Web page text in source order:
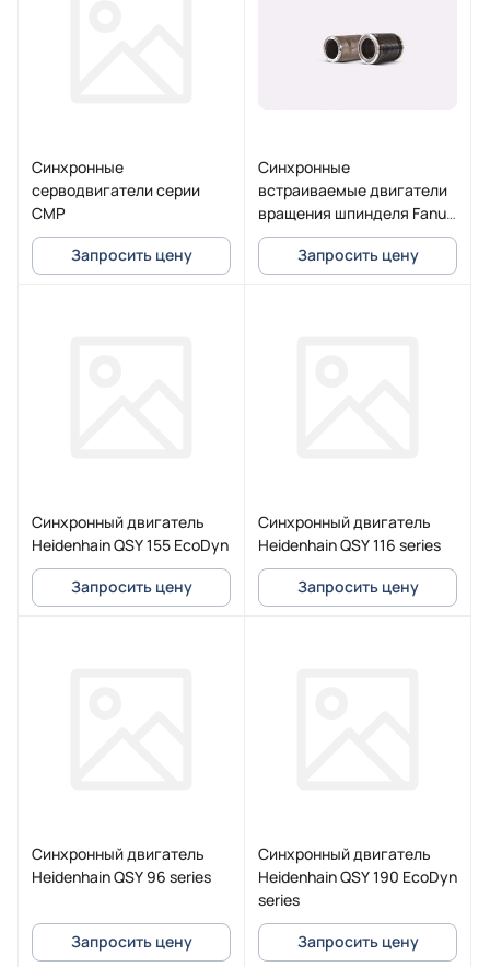
Синхронные
серводвигатели серии
CMP
Запросить цену
Синхронные
встраиваемые двигатели
вращения шпинделя Fanuc
серии BiS
Запросить цену
Синхронный двигатель
Heidenhain QSY 155 EcoDyn
Запросить цену
Синхронный двигатель
Heidenhain QSY 116 series
Запросить цену
Синхронный двигатель
Heidenhain QSY 96 series
Запросить цену
Синхронный двигатель
Heidenhain QSY 190 EcoDyn
series
Запросить цену